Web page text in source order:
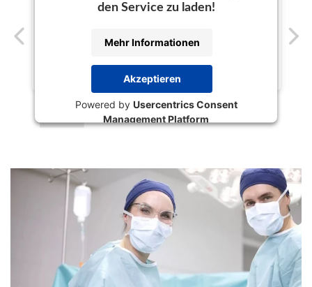
den Service zu laden!
Mehr Informationen
Akzeptieren
Powered by Usercentrics Consent
Management Platform